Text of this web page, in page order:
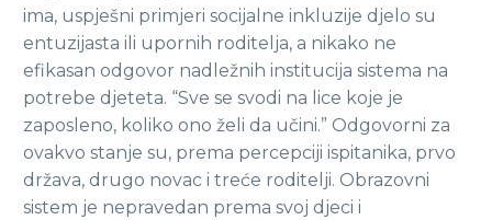
ima, uspješni primjeri socijalne inkluzije djelo su
entuzijasta ili upornih roditelja, a nikako ne
efikasan odgovor nadležnih institucija sistema na
potrebe djeteta. “Sve se svodi na lice koje je
zaposleno, koliko ono želi da učini.” Odgovorni za
ovakvo stanje su, prema percepciji ispitanika, prvo
država, drugo novac i treće roditelji. Obrazovni
sistem je nepravedan prema svoj djeci i